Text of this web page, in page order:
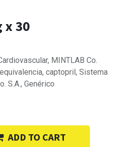
x 30
MINTLAB Co.
captopril, Sistema
S.A., Genérico
ADD TO CART